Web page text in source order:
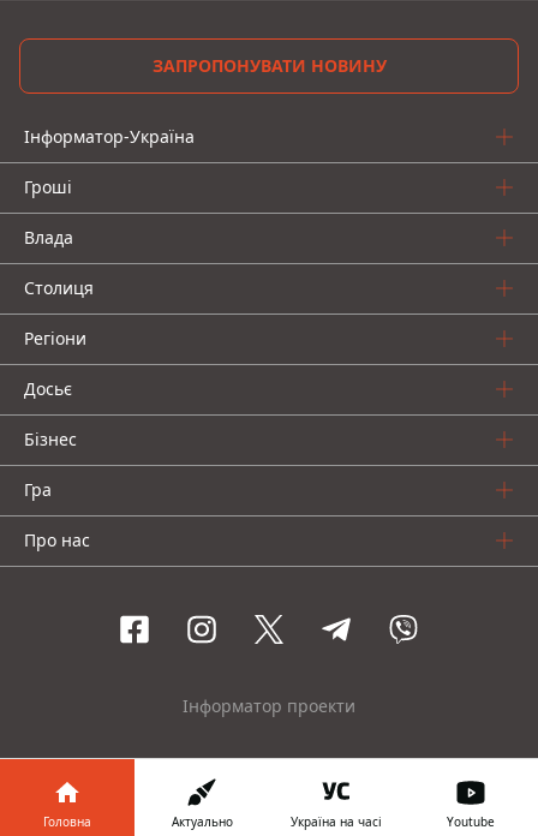
ЗАПРОПОНУВАТИ НОВИНУ
Інформатор-Україна
Гроші
Влада
Столиця
Регіони
Досьє
Бізнес
Гра
Про нас
Інформатор проекти
© 2016-2026 Informator
Головна Актуально Україна на часі Youtube